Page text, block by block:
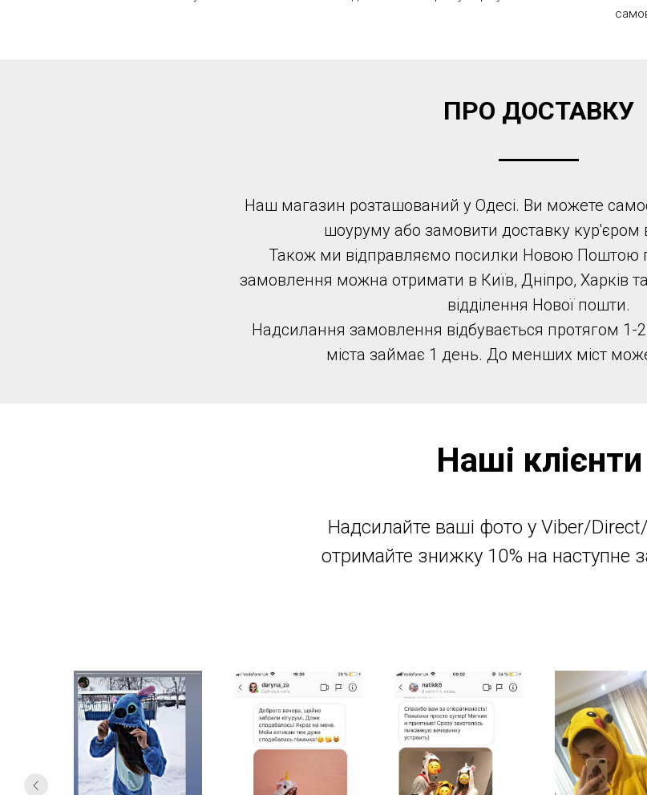
ПРО ДОСТАВКУ
Наш магазин розташований у Одесі. Ви можете
шоуруму або замовити доставку кур'єром
Також ми відправляємо посилки Новою Поштою
замовлення можна отримати в Київ, Дніпро, Харків
відділення Нової пошти.
Надсилання замовлення відбувається протягом 1-2
міста займає 1 день. До менших міст може
Наші клієнти
Надсилайте ваші фото у Viber/
отримайте знижку 10% на наступне